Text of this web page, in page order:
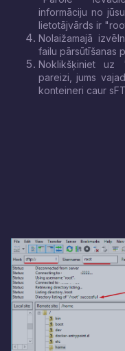
informāciju no
lietotājvārds ir
Nolaižamajā
failu pārsūtīšanas
Noklikšķiniet uz
pareizi, jums
konteineri caur